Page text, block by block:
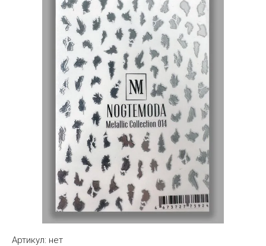
Артикул: нет